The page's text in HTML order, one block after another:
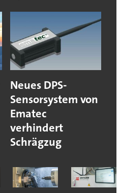
Neues DPS-
Sensorsystem von
Ematec
verhindert
Schrägzug